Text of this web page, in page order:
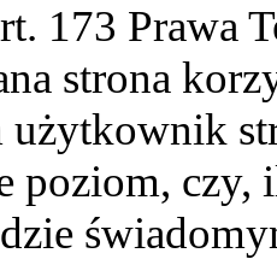
173 Prawa
strona
użytkownik
poziom,